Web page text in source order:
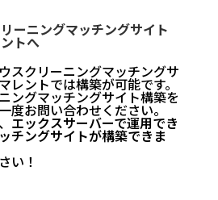
ーニングマッチングサイト
トへ
スクリーニングマッチングサ
レントでは構築が可能です。
ングマッチングサイト構築を
度お問い合わせください。
エックスサーバーで運用でき
チングサイトが構築できま
い！